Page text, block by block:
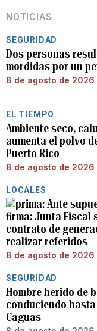
NOTICIAS
SEGURIDAD
Dos personas
mordidas por un
8 de agosto de 2026
EL TIEMPO
Ambiente seco,
aumenta el polvo
Puerto Rico
8 de agosto de 2026
LOCALES
Ante
firma: Junta Fiscal
contrato de
realizar referidos
8 de agosto de 2026
SEGURIDAD
Hombre herido de
conduciendo
Caguas